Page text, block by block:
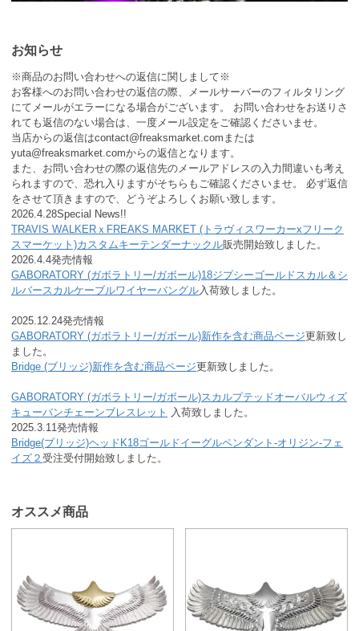
お知らせ
※商品のお問い合わせへの返信に関しまして※
お客様へのお問い合わせの返信の際、メールサーバーのフィルタリング
にてメールがエラーになる場合がございます。 お問い合わせをお送りさ
れても返信のない場合は、一度メール設定をご確認くださいませ。
当店からの返信はcontact@freaksmarket.comまたは
yuta@freaksmarket.comからの返信となります。
また、お問い合わせの際の返信先のメールアドレスの入力間違いも考え
られますので、恐れ入りますがそちらもご確認くださいませ。 必ず返信
をさせて頂きますので、どうぞよろしくお願い致します。
2026.4.28Special News!!
TRAVIS WALKERｘFREAKS MARKET (トラヴィスワーカーxフリーク
スマーケット)カスタムキーテンダーナックル販売開始致しました。
2026.4.4発売情報
GABORATORY (ガボラトリー/ガボール)18ジプシーゴールドスカル＆シ
ルバースカルケーブルワイヤーバングル 入荷致しました。
2025.12.24発売情報
GABORATORY (ガボラトリー/ガボール)新作を含む商品ページ更新致し
ました。
Bridge (ブリッジ)新作を含む商品ページ更新致しました。
GABORATORY (ガボラトリー/ガボール)スカルプテッドオーバルウィズ
キューバンチェーンブレスレット
入荷致しました。
2025.3.11発売情報
Bridge(ブリッジ)ヘッドK18ゴールドイーグルペンダント-オリジン-フェ
イズ２ 受注受付開始致しました。
オススメ商品